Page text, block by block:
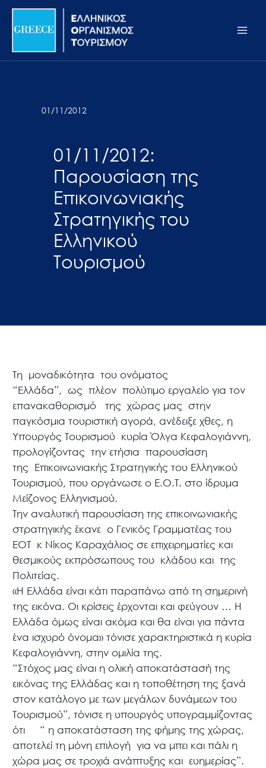
Σημείωση:
ιστότοπος
προσβασιμότητας.
Μετάβαση
περιεχόμενο
01/11/2012
01/11/2012:
Παρουσίαση της
Επικοινωνιακής
Στρατηγικής του
Ελληνικού
Τουρισμού
Τη μοναδικότητα του ονόματος
“Ελλάδα”, ως πλέον πολύτιμο εργαλείο για τον
επανακαθορισμό της χώρας μας στην
παγκόσμια τουριστική αγορά, ανέδειξε χθες, η
Υπουργός Τουρισμού κυρία Όλγα Κεφαλογιάννη,
προλογίζοντας την ετήσια παρουσίαση
της Επικοινωνιακής Στρατηγικής του Ελληνικού
Τουρισμού, που οργάνωσε ο Ε.Ο.Τ. στο ίδρυμα
Μείζονος Ελληνισμού.
Την αναλυτική παρουσίαση της επικοινωνιακής
στρατηγικής έκανε ο Γενικός Γραμματέας του
ΕΟΤ κ Νίκος Καραχάλιος σε επιχειρηματίες και
θεσμικούς εκπρόσωπους του κλάδου και της
Πολιτείας.
«Η Ελλάδα είναι κάτι παραπάνω από τη σημερινή
της εικόνα. Οι κρίσεις έρχονται και φεύγουν … Η
Ελλάδα όμως είναι ακόμα και θα είναι για πάντα
ένα ισχυρό όνομα» τόνισε χαρακτηριστικά η κυρία
Κεφαλογιάννη, στην ομιλία της.
“Στόχος μας είναι η ολική αποκατάστασή της
εικόνας της Ελλάδας και η τοποθέτηση της ξανά
στον κατάλογο με των μεγάλων δυνάμεων του
Τουρισμού”, τόνισε η υπουργός υπογραμμίζοντας
ότι “ η αποκατάσταση της φήμης της χώρας,
αποτελεί τη μόνη επιλογή για να μπει και πάλι η
χώρα μας σε τροχιά ανάπτυξης και ευημερίας”.